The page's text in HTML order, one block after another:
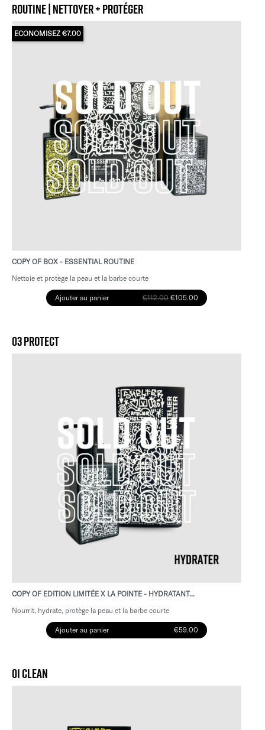
ROUTINE | NETTOYER + PROTÉGER
COPY OF BOX - ESSENTIAL ROUTINE
ECONOMISEZ €7.00
Nettoie et protège la peau et la barbe courte
Ajouter au panier €112.00 €105.00
03 PROTECT
COPY OF EDITION LIMITÉE X LA POINTE - HYDRATANT...
Nourrit, hydrate, protège la peau et la barbe courte
Ajouter au panier €59.00
01 CLEAN